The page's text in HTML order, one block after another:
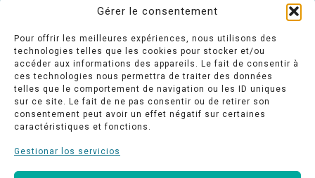
Gérer le consentement
Pour offrir les meilleures expériences, nous utilisons des
technologies telles que les cookies pour stocker et/ou
accéder aux informations des appareils. Le fait de consentir à
ces technologies nous permettra de traiter des données
telles que le comportement de navigation ou les ID uniques
sur ce site. Le fait de ne pas consentir ou de retirer son
consentement peut avoir un effet négatif sur certaines
caractéristiques et fonctions.
Gestionar los servicios
Oficina de Turismo